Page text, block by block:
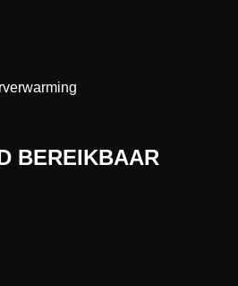
BEREIKBAAR